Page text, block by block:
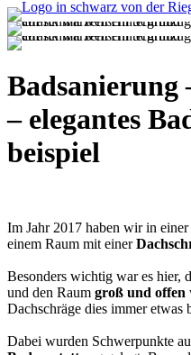
Bad­sanierung
– elegantes
beispiel
Im Jahr 2017 haben wir in einer
einem Raum mit einer
Besonders wichtig war es hier,
und den Raum groß und offen
Dachschräge dies immer etwas
Dabei wurden Schwerpunkte